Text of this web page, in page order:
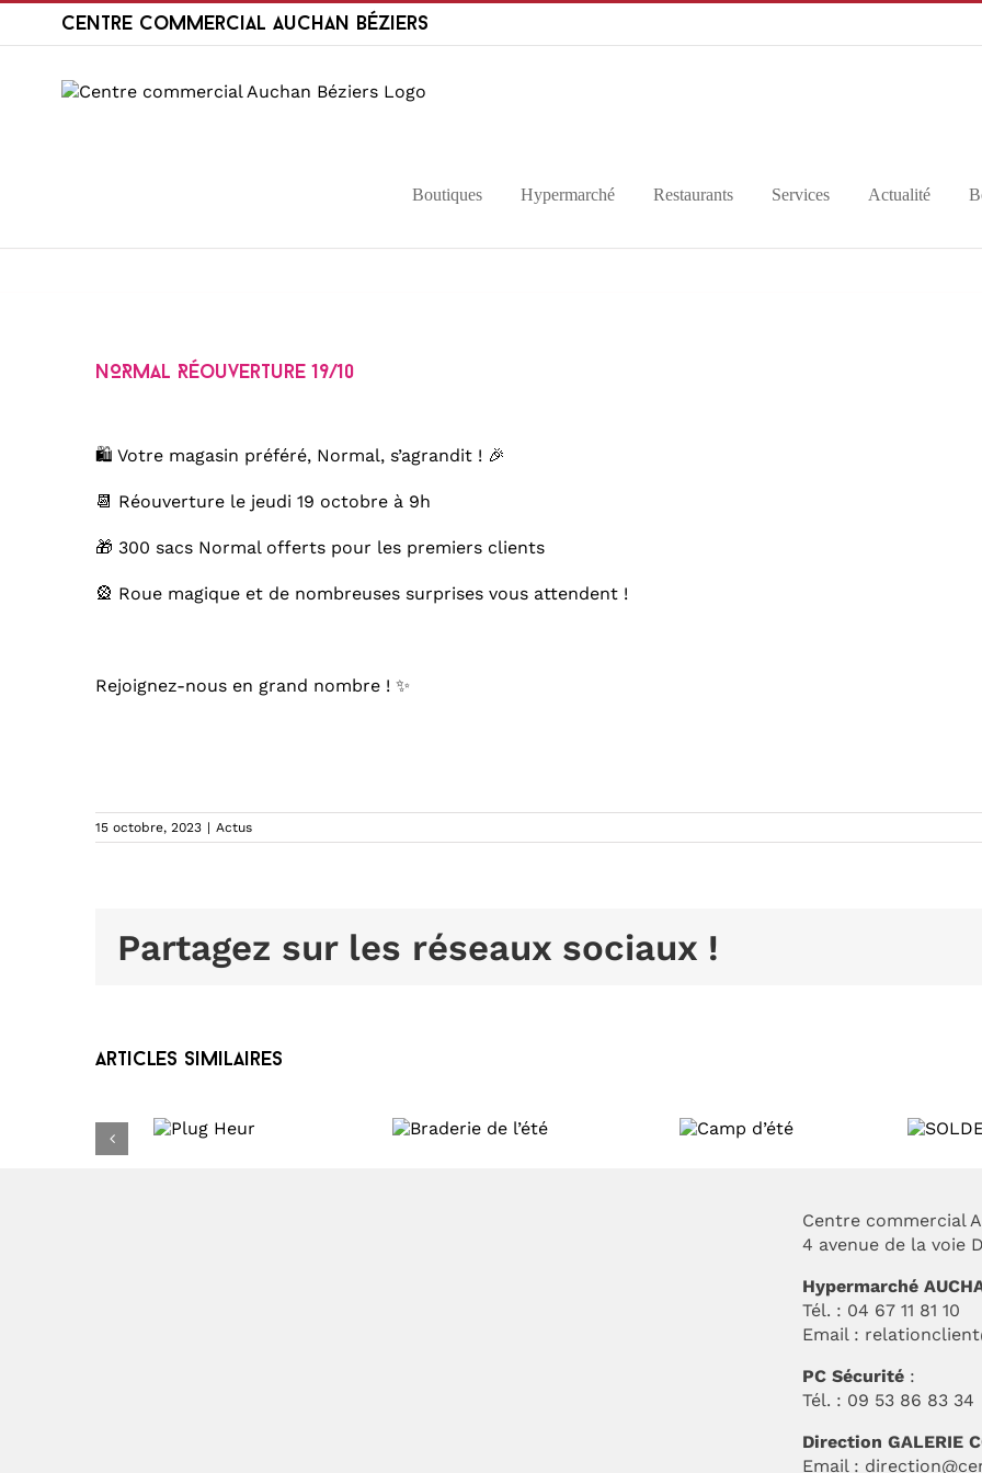
Passer
Centre Commercial Auchan Béziers
Boutiques Hypermarché Restaurants Services Actualité
NORMAL Réouverture 19/10
🛍️ Votre magasin préféré, Normal, s’agrandit ! 🎉
📆 Réouverture le jeudi 19 octobre à 9h
🎁 300 sacs Normal offerts pour les premiers clients
🎡 Roue magique et de nombreuses surprises vous attendent !
Rejoignez-nous en grand nombre ! ✨
15 octobre, 2023 | Actus
Partagez sur les réseaux sociaux !
Articles similaires
Plug
Heur
SOLDES D’ÉTÉ
Centre commercial
4 avenue de la voie
Hypermarché
Tél. : 04 67 11 81 10
Email :
PC Sécurité :
Tél. : 09 53 86 83 34
Direction GALERIE
Email :